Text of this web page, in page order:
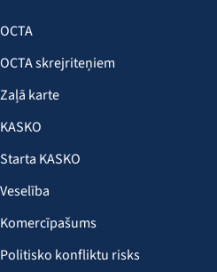
OCTA
OCTA skrejriteņiem
Zaļā karte
KASKO
Starta KASKO
Veselība
Komercīpašums
Politisko konfliktu risks